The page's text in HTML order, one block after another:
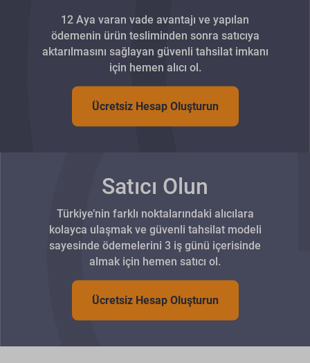
12 Aya varan vade avantajı ve yapılan
ödemenin ürün tesliminden sonra satıcıya
aktarılmasını sağlayan güvenli tahsilat imkanı
için hemen alıcı ol.
Ücretsiz Hesap Oluşturun
Satıcı Olun
Türkiye’nin farklı noktalarındaki alıcılara
kolayca ulaşmak ve güvenli tahsilat modeli
sayesinde ödemelerini 3 iş günü içerisinde
almak için hemen satıcı ol.
Ücretsiz Hesap Oluşturun